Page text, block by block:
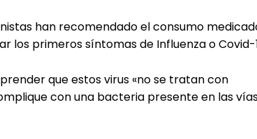
han recomendado el consumo
primeros síntomas de Influenza o Covid-
que estos virus «no se tratan con
con una bacteria presente en las